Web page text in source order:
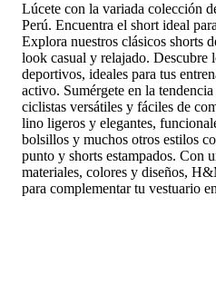
Lúcete con la variada colección
Perú. Encuentra el short ideal
Explora nuestros clásicos shorts
look casual y relajado. Descubre
deportivos, ideales para tus
activo. Sumérgete en la
ciclistas versátiles y fáciles de
lino ligeros y elegantes,
bolsillos y muchos otros estilos
punto y shorts estampados. Con
materiales, colores y diseños,
para complementar tu vestuario